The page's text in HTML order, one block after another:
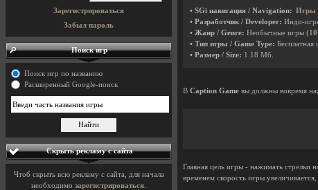
• SGi навигация / Navigation: Игры
• Разработчик / Developer: Инди-
• Жанр / Genre: Необычные игры
• Тип игры / Game Type: Бесплатная
• Размер / Size: 1.18 Мб.
В Caption Game вы должны вовремя
Главная цель игры - нажимать стрелки
временем скорость игры
Зарегистрироваться
Забыл пароль
Поиск игр
Поиск игр по названию
Расширенный Google-поиск
Скрыть рекламу с сайта
Чтоб скрыть всю рекламу с сайта, для начала
необходимо зарегистрироваться